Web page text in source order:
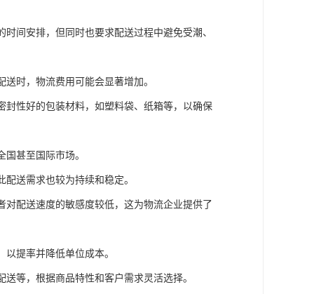
间安排，但同时也要求配送过程中避免受潮、
时，物流费用可能会显著增加。
性好的包装材料，如塑料袋、纸箱等，以确保
甚至国际市场。
送需求也较为持续和稳定。
配送速度的敏感度较低，这为物流企业提供了
提率并降低单位成本。
等，根据商品特性和客户需求灵活选择。